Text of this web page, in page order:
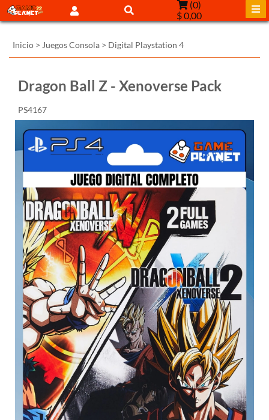
(0)
$ 0,00
Inicio > Juegos Consola > Digital Playstation 4
Dragon Ball Z - Xenoverse Pack
PS4167